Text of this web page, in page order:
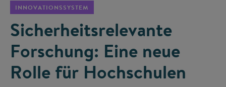
INNOVATIONSSYSTEM
Sicherheitsrelevante
Forschung: Eine neue
Rolle für Hochschulen